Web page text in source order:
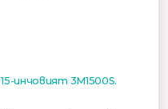
инчовият 3M1500S.